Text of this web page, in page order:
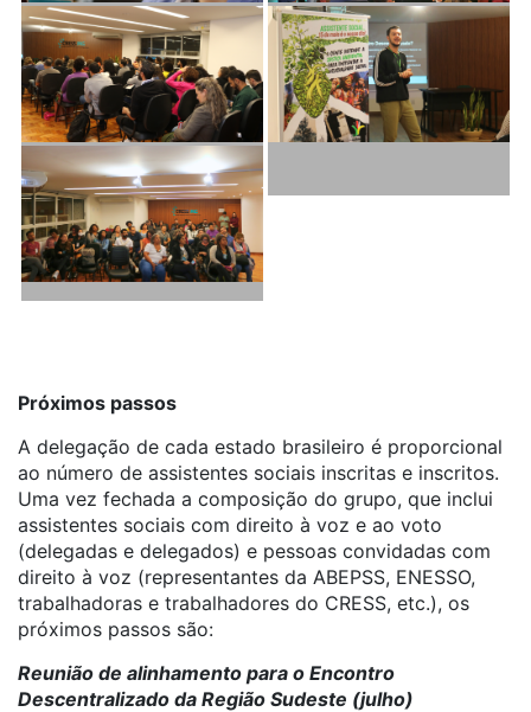
Próximos passos
A delegação de cada estado brasileiro é proporcional
ao número de assistentes sociais inscritas e inscritos.
Uma vez fechada a composição do grupo, que inclui
assistentes sociais com direito à voz e ao voto
(delegadas e delegados) e pessoas convidadas com
direito à voz (representantes da ABEPSS, ENESSO,
trabalhadoras e trabalhadores do CRESS, etc.), os
próximos passos são:
Reunião de alinhamento para o Encontro
Descentralizado da Região Sudeste (julho)